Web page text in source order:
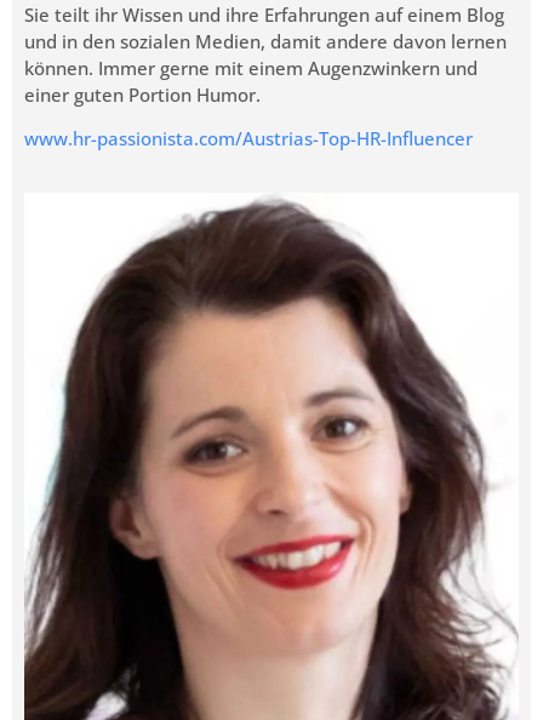
Sie teilt ihr Wissen und ihre Erfahrungen auf einem Blog
und in den sozialen Medien, damit andere davon lernen
können. Immer gerne mit einem Augenzwinkern und
einer guten Portion Humor.
www.hr-passionista.com/Austrias-Top-HR-Influencer